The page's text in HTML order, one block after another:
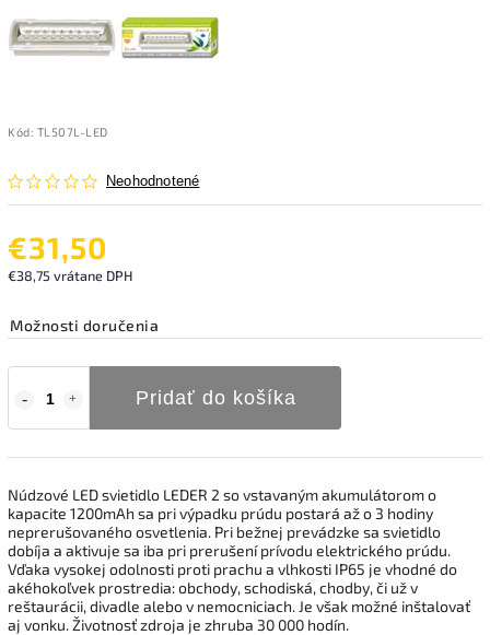
Kód: TL507L-LED
Neohodnotené
€31,50
€38,75 vrátane DPH
Možnosti doručenia
Pridať do košíka
Núdzové LED svietidlo LEDER 2 so vstavaným akumulátorom o
kapacite 1200mAh sa pri výpadku prúdu postará až o 3 hodiny
neprerušovaného osvetlenia. Pri bežnej prevádzke sa svietidlo
dobíja a aktivuje sa iba pri prerušení prívodu elektrického prúdu.
Vďaka vysokej odolnosti proti prachu a vlhkosti IP65 je vhodné do
akéhokoľvek prostredia: obchody, schodiská, chodby, či už v
reštaurácii, divadle alebo v nemocniciach. Je však možné inštalovať
aj vonku. Životnosť zdroja je zhruba 30 000 hodín.